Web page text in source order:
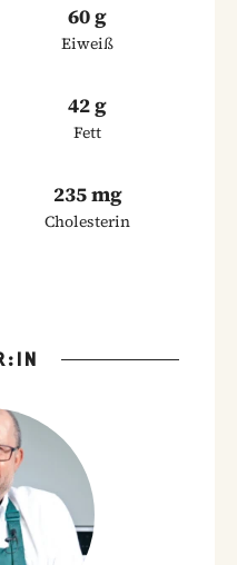
60 g
Eiweiß
42 g
Fett
235 mg
Cholesterin